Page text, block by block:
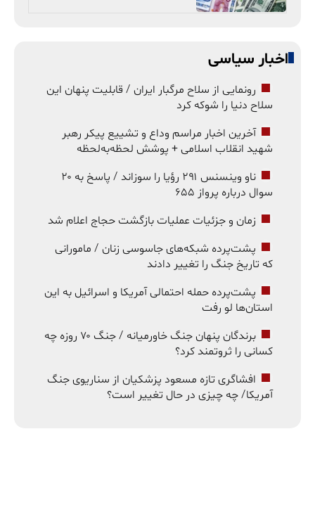
اخبار سیاسی
رونمایی از سلاح مرگبار ایران / قابلیت پنهان این
سلاح دنیا را شوکه کرد
آخرین اخبار مراسم وداع و تشییع پیکر رهبر
شهید انقلاب اسلامی + پوشش لحظه‌به‌لحظه
ناو وینسنس ۲۹۱ رؤیا را سوزاند / پاسخ به ۲۰
سوال درباره پرواز ۶۵۵
زمان و جزئیات عملیات بازگشت حجاج اعلام شد
پشت‌پرده شبکه‌های جاسوسی زنان / مامورانی
که تاریخ جنگ را تغییر دادند
پشت‌پرده حمله احتمالی آمریکا و اسرائیل به این
استان‌ها لو رفت
برندگان پنهان جنگ خاورمیانه / جنگ ۷۰ روزه چه
کسانی را ثروتمند کرد؟
افشاگری تازه مسعود پزشکیان از سناریوی جنگ
آمریکا/ چه چیزی در حال تغییر است؟